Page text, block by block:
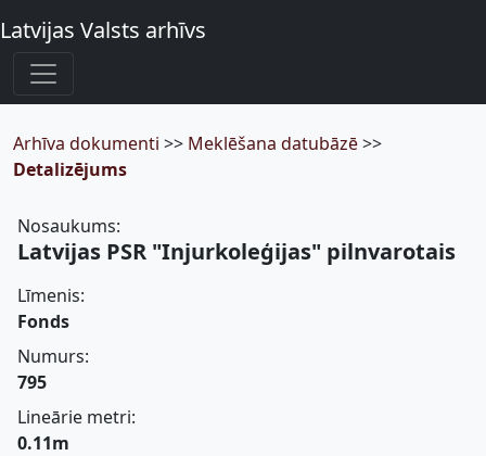
Latvijas Valsts arhīvs
Arhīva dokumenti >> Meklēšana datubāzē>>
Detalizējums
Nosaukums:
Latvijas PSR "Injurkoleģijas" pilnvarotais
Līmenis:
Fonds
Numurs:
795
Lineārie metri:
0.11m